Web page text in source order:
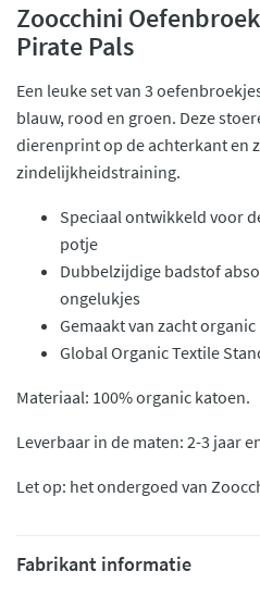
Zoocchini
Pirate Pals
Een leuke set van 3
blauw, rood en groen. Deze
dierenprint op de achterkant en
zindelijkheidstraining.
Speciaal ontwikkeld voor
potje
Dubbelzijdige badstof
ongelukjes
Gemaakt van zacht
Global Organic Textile
Materiaal: 100% organic katoen.
Leverbaar in de maten: 2-3 jaar
Let op: het ondergoed van
Fabrikant informatie